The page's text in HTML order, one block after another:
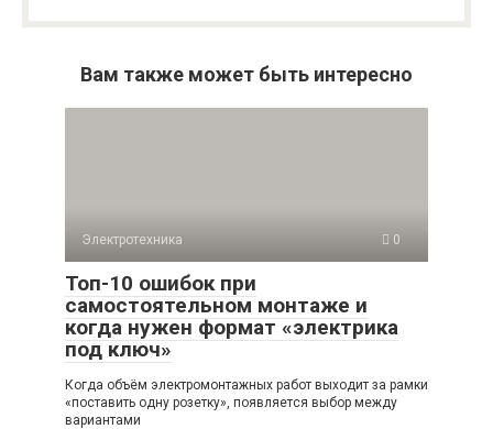
Вам также может быть интересно
Электротехника 0
Топ-10 ошибок при
самостоятельном монтаже и
когда нужен формат «электрика
под ключ»
Когда объём электромонтажных работ выходит за рамки
«поставить одну розетку», появляется выбор между
вариантами